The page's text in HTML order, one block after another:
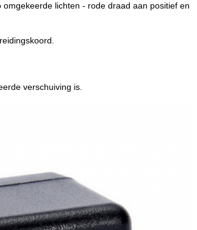
lichten - rode draad aan positief en
verschuiving is.